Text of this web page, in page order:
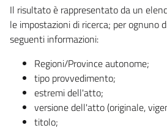
Il risultato è rappresentato da un
le impostazioni di ricerca; per ognuno
seguenti informazioni:
Regioni/Province autonome;
tipo provvedimento;
estremi dell'atto;
versione dell'atto (originale,
titolo;